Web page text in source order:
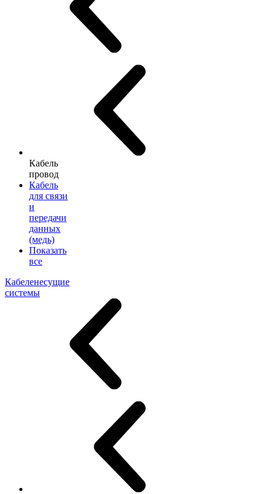
Кабель
провод
Кабель
для связи
и
передачи
данных
(медь)
Показать
все
Кабеленесущие
системы